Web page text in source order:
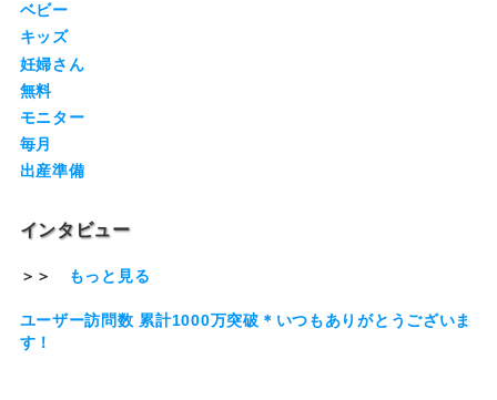
ベビー
キッズ
妊婦さん
無料
モニター
毎月
出産準備
インタビュー
＞＞ もっと見る
ユーザー訪問数 累計1000万突破＊いつもありがとうございま
す！